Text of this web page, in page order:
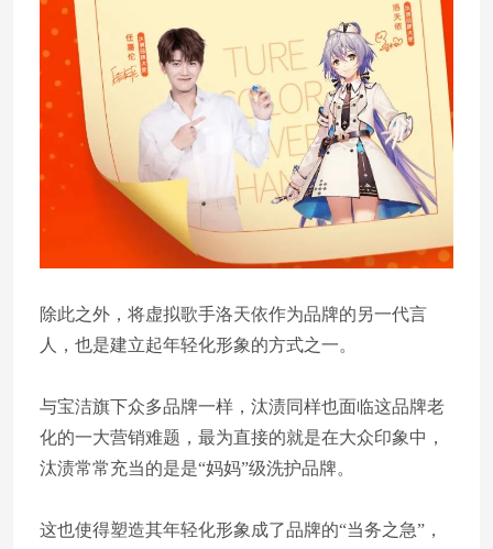
除此之外，将虚拟歌手洛天依作为品牌的另一代言
人，也是建立起年轻化形象的方式之一。
与宝洁旗下众多品牌一样，汰渍同样也面临这品牌老
化的一大营销难题，最为直接的就是在大众印象中，
汰渍常常充当的是是“妈妈”级洗护品牌。
这也使得塑造其年轻化形象成了品牌的“当务之急”，